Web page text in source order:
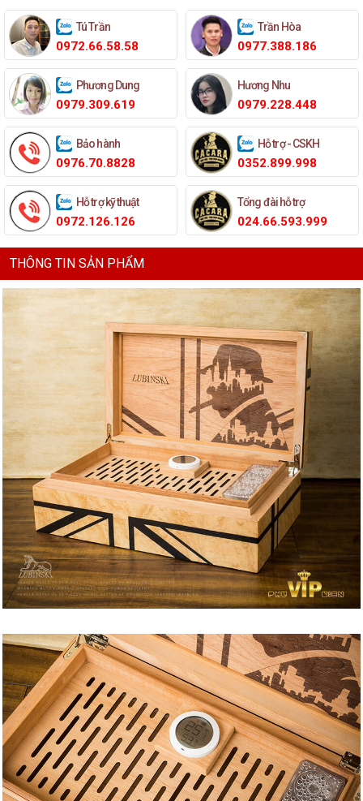
Tú Trần
0972.66.58.58
Trần Hòa
0977.388.186
Phương Dung
0979.309.619
Hương Nhu
0979.228.448
Bảo hành
0976.70.8828
Hỗ trợ - CSKH
0352.899.998
Hỗ trợ kỹ thuật
0972.126.126
Tổng đài hỗ trợ
024.66.593.999
THÔNG TIN SẢN PHẨM